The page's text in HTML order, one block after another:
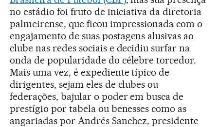
no estádio foi fruto de iniciativa da diretoria
palmeirense, que ficou impressionada com o
engajamento de suas postagens alusivas ao
clube nas redes sociais e decidiu surfar na
onda de popularidade do célebre torcedor.
Mais uma vez, é expediente típico de
dirigentes, sejam eles de clubes ou
federações, bajular o poder em busca de
prestígio por tabela ou benesses como as
angariadas por Andrés Sanchez, presidente